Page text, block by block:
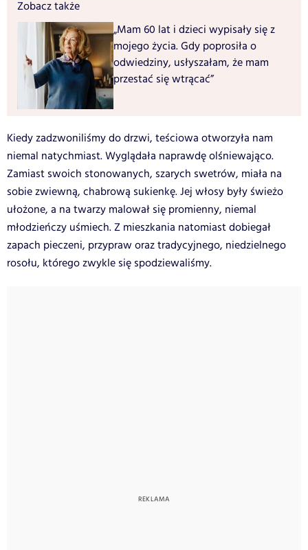
Zobacz także
„Mam 60 lat i dzieci wypisały się z
mojego życia. Gdy poprosiła o
odwiedziny, usłyszałam, że mam
przestać się wtrącać”
Kiedy zadzwoniliśmy do drzwi, teściowa otworzyła nam
niemal natychmiast. Wyglądała naprawdę olśniewająco.
Zamiast swoich stonowanych, szarych swetrów, miała na
sobie zwiewną, chabrową sukienkę. Jej włosy były świeżo
ułożone, a na twarzy malował się promienny, niemal
młodzieńczy uśmiech. Z mieszkania natomiast dobiegał
zapach pieczeni, przypraw oraz tradycyjnego, niedzielnego
rosołu, którego zwykle się spodziewaliśmy.